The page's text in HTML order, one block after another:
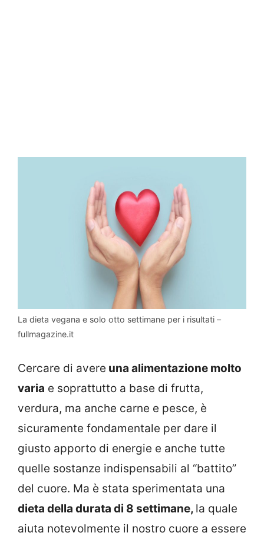
La dieta vegana e solo otto settimane per i risultati –
fullmagazine.it
Cercare di avere una alimentazione molto
varia e soprattutto a base di frutta,
verdura, ma anche carne e pesce, è
sicuramente fondamentale per dare il
giusto apporto di energie e anche tutte
quelle sostanze indispensabili al “battito”
del cuore. Ma è stata sperimentata una
dieta della durata di 8 settimane, la quale
aiuta notevolmente il nostro cuore a essere